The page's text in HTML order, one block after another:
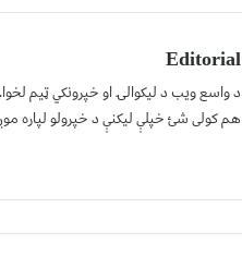
Editorial
د واسع ویب د لیکوالۍ او خپرونکي ټیم
هم کولی شئ خپلې لیکنې د خپرولو لپاره